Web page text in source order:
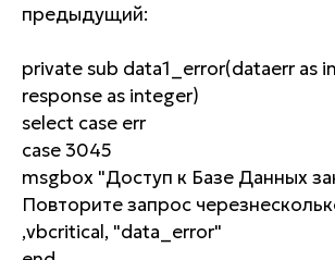
предыдущий:
private sub data1_error(dataerr as
response as integer)
select case err
case 3045
msgbox "Доступ к Базе Данных
Повторите запрос
,vbcritical, "data_error"